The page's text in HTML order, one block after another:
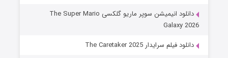
دانلود انیمیشن سوپر ماریو گلکسی The Super Mario
Galaxy 2026
دانلود فیلم سرایدار The Caretaker 2025